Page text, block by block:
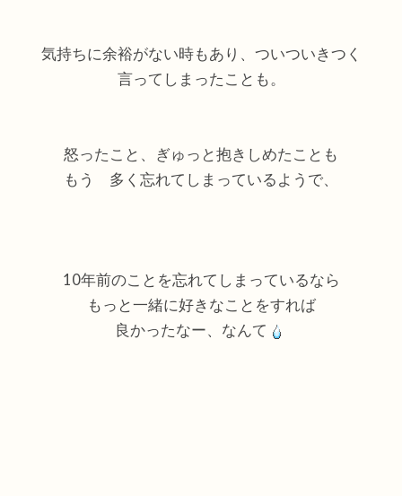
気持ちに余裕がない時もあり、ついついきつく
言ってしまったことも。
怒ったこと、ぎゅっと抱きしめたことも
もう 多く忘れてしまっているようで、
10年前のことを忘れてしまっているなら
もっと一緒に好きなことをすれば
良かったなー、なんて